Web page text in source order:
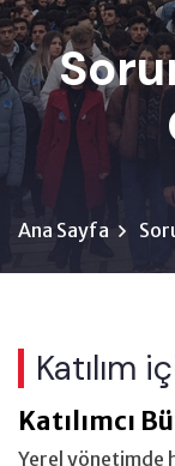
Ana Sayfa
Katılım
Katılımcı
Yerel yönetimde